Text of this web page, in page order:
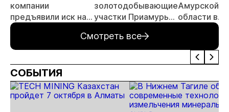
компании
предъявили иск на
23,8 млн рублей за
фонду
золотодобывающие
участки Приамурья
Амурской
области в
январе-мае
на 1,8%
Смотреть все
СОБЫТИЯ